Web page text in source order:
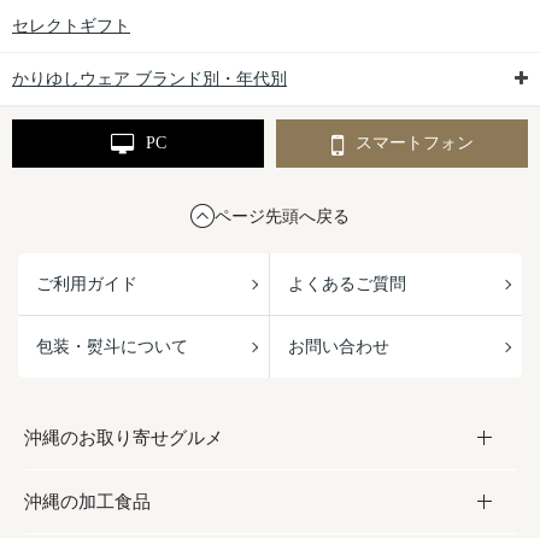
セレクトギフト
かりゆしウェア ブランド別・年代別
PC スマートフォン
ページ先頭へ戻る
ご利用ガイド よくあるご質問
包装・熨斗について お問い合わせ
沖縄のお取り寄せグルメ
お取り寄せグルメ
沖縄の加工食品